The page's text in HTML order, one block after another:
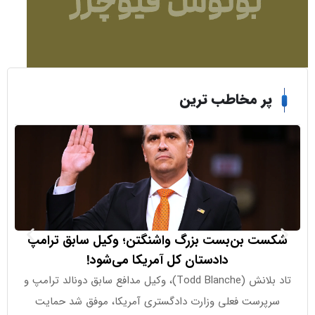
پر مخاطب ترین
بن‌بست بزرگ واشنگتن؛ وکیل سابق ترامپ
دادستان کل آمریکا می‌شود!
تاد بلانش (Todd Blanche)، وکیل مدافع سابق دونالد ترامپ و
فعلی وزارت دادگستری آمریکا، موفق شد حمایت
بازار طلا